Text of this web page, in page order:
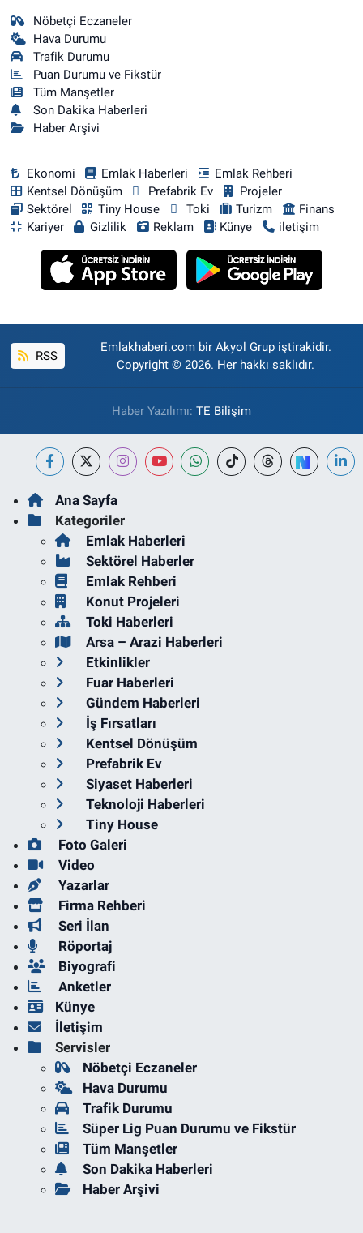
Nöbetçi Eczaneler
Hava Durumu
Trafik Durumu
Puan Durumu ve Fikstür
Tüm Manşetler
Son Dakika Haberleri
Haber Arşivi
Ekonomi Emlak Haberleri
Emlak Rehberi
Kentsel Dönüşüm
Prefabrik Ev
Projeler
Sektörel
Tiny House Toki Turizm
Finans
Kariyer
Gizlilik Reklam Künye iletişim
RSS
Emlakhaberi.com bir Akyol Grup iştirakidir.
Copyright © 2026. Her hakkı saklıdır.
Haber Yazılımı: TE Bilişim
Ana Sayfa
Kategoriler
Emlak Haberleri
Sektörel Haberler
Emlak Rehberi
Konut Projeleri
Toki Haberleri
Arsa – Arazi Haberleri
Etkinlikler
Fuar Haberleri
Gündem Haberleri
İş Fırsatları
Kentsel Dönüşüm
Prefabrik Ev
Siyaset Haberleri
Teknoloji Haberleri
Tiny House
Foto Galeri
Video
Yazarlar
Firma Rehberi
Seri İlan
Röportaj
Biyografi
Anketler
Künye
İletişim
Servisler
Nöbetçi Eczaneler
Hava Durumu
Trafik Durumu
Süper Lig Puan Durumu ve Fikstür
Tüm Manşetler
Son Dakika Haberleri
Haber Arşivi